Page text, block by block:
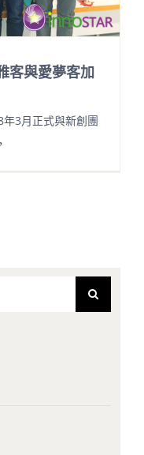
客與愛夢客加
3月正式與新創團